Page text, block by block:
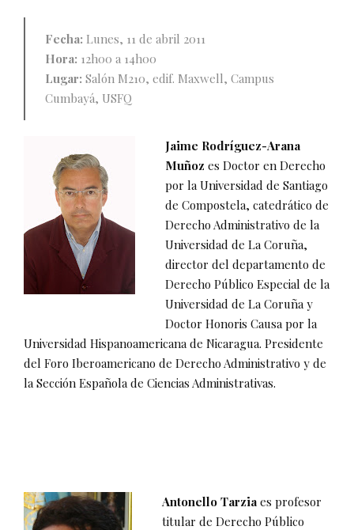
Fecha: Lunes, 11 de abril 2011
Hora: 12h00 a 14h00
Lugar: Salón M210, edif. Maxwell, Campus
Cumbayá, USFQ
Jaime Rodríguez-Arana
Muñoz es Doctor en Derecho
por la Universidad de Santiago
de Compostela, catedrático de
Derecho Administrativo de la
Universidad de La Coruña,
director del departamento de
Derecho Público Especial de la
Universidad de La Coruña y
Doctor Honoris Causa por la
Universidad Hispanoamericana de Nicaragua. Presidente
del Foro Iberoamericano de Derecho Administrativo y de
la Sección Española de Ciencias Administrativas.
Antonello Tarzia es profesor
titular de Derecho Público